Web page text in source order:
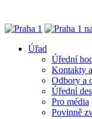
Úřad
Úřední
Kontakty
Odbory a
Úřední
Pro média
Povinně